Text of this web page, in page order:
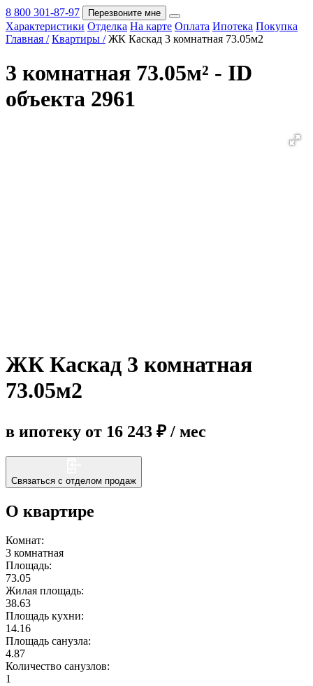
Покупка
мы в соцсетях
8 800 301-87-97 Перезвоните мне
Характеристики Отделка На карте Оплата Ипотека Покупка
Главная / Квартиры / ЖК Каскад 3 комнатная 73.05м2
3 комнатная 73.05м² - ID
объекта 2961
ЖК Каскад 3 комнатная
73.05м2
в ипотеку от 16 243 ₽ / мес
Связаться с отделом продаж
О квартире
Комнат:
3 комнатная
Площадь:
73.05
Жилая площадь:
38.63
Площадь кухни:
14.16
Площадь санузла:
4.87
Количество санузлов:
1